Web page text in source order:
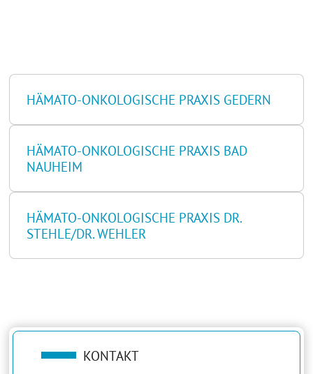
HÄMATO-ONKOLOGISCHE PRAXIS GEDERN
HÄMATO-ONKOLOGISCHE PRAXIS BAD
NAUHEIM
HÄMATO-ONKOLOGISCHE PRAXIS DR.
STEHLE/DR. WEHLER
KONTAKT